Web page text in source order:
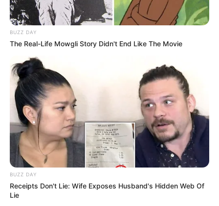
BUZZ DAY
The Real-Life Mowgli Story Didn't End Like The Movie
BUZZ DAY
Receipts Don't Lie: Wife Exposes Husband's Hidden Web Of
Lie